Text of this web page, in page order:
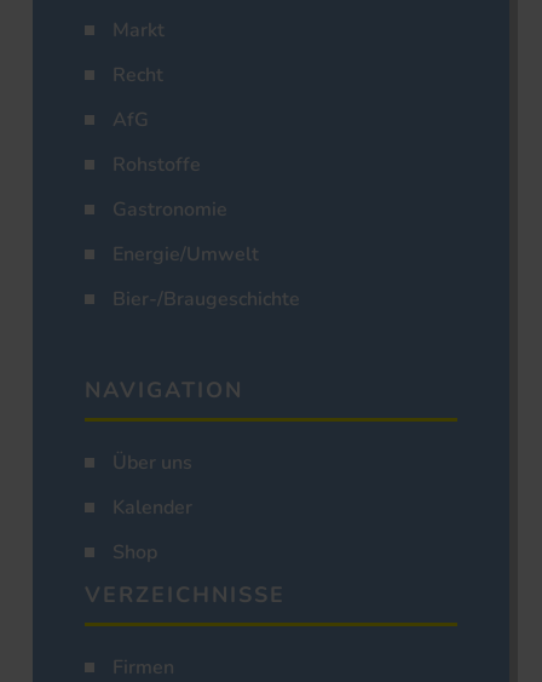
Markt
Recht
AfG
Rohstoffe
Gastronomie
Energie/Umwelt
Bier-/Braugeschichte
NAVIGATION
Über uns
Kalender
Shop
VERZEICHNISSE
Firmen